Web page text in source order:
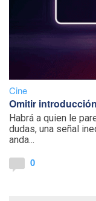
Cine
Omitir introducción
Habrá a quien le
dudas, una señal
anda...
0